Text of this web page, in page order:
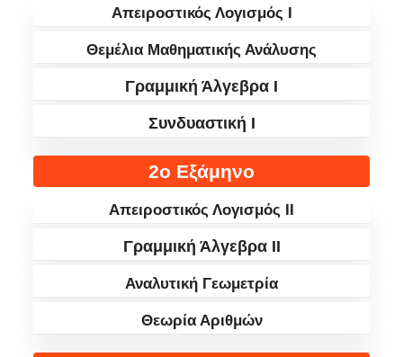
Απειροστικός Λογισμός I
Θεμέλια Μαθηματικής Ανάλυσης
Γραμμική Άλγεβρα I
Συνδυαστική I
2ο Εξάμηνο
Απειροστικός Λογισμός II
Γραμμική Άλγεβρα II
Αναλυτική Γεωμετρία
Θεωρία Αριθμών